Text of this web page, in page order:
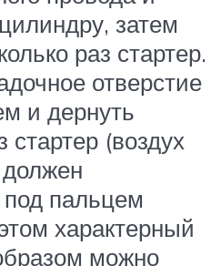
затем
раз стартер.
отверстие
и дернуть
стартер (воздух
должен
пальцем
характерный
можно